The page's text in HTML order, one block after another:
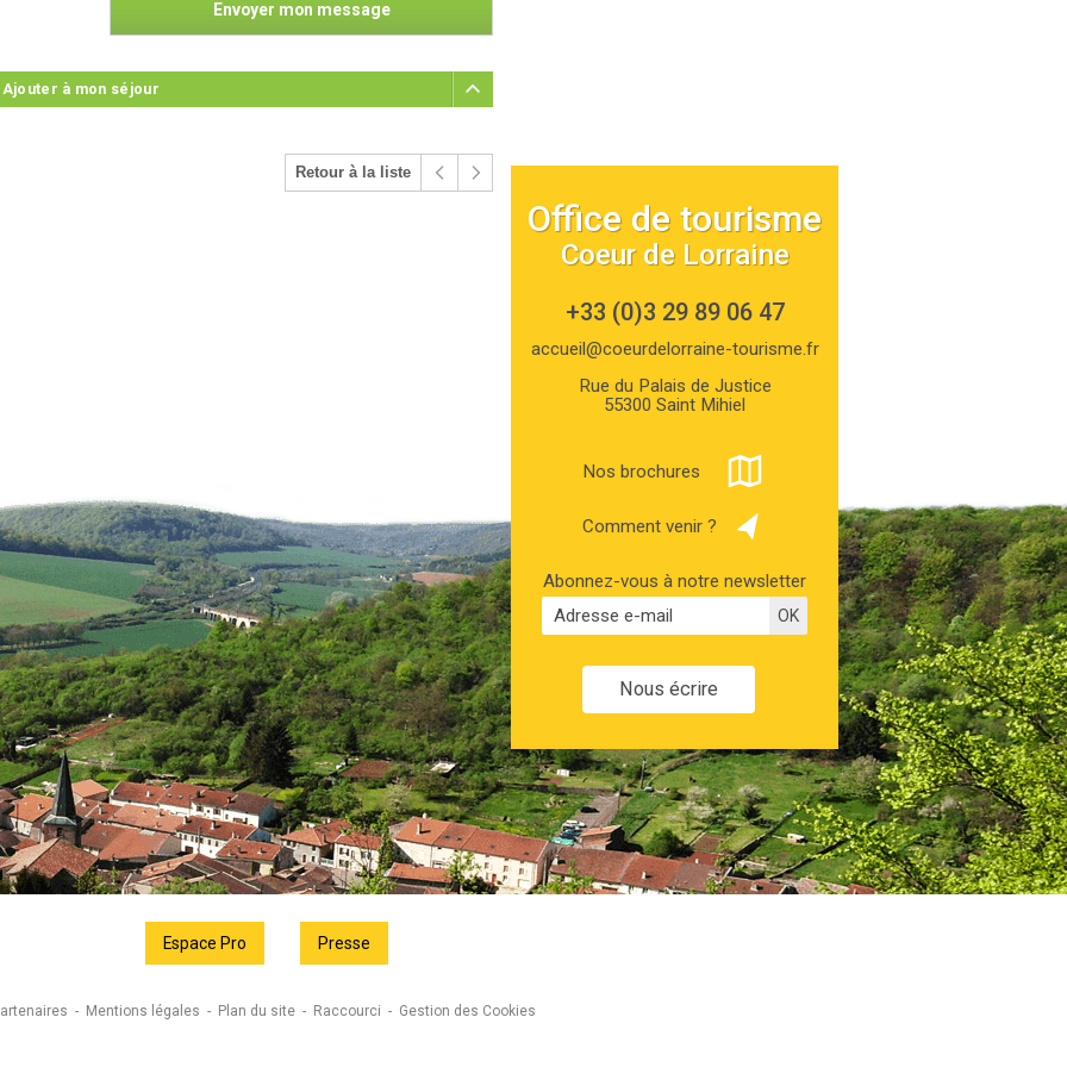
à mon séjour
Retour à la liste
Office de tourisme
Coeur de Lorraine
+33 (0)3 29 89 06 47
accueil@coeurdelorraine-tourisme.fr
Rue du Palais de Justice
55300 Saint Mihiel
Nos brochures
Comment venir ?
Abonnez-vous à notre newsletter
Nous écrire
Espace Pro Presse
Mentions légales Plan du site Raccourci Gestion des Cookies